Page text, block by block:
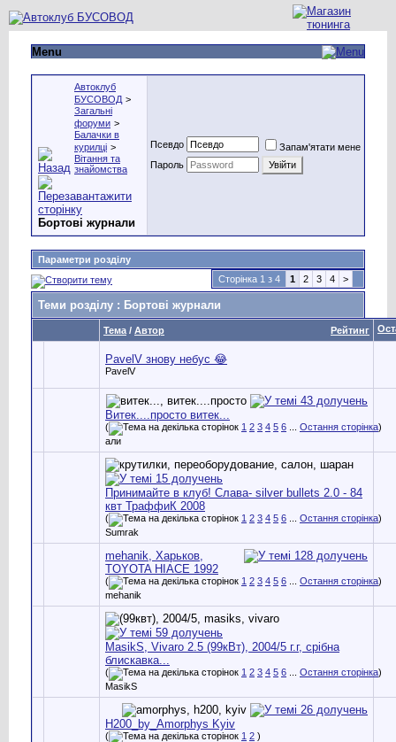
Menu
Автоклуб
БУСОВОД >
Загальні
форуми >
Балачки в
курилці >
Вітання та
знайомства
Бортові журнали
Псевдо
Запам'ятати мене
Пароль
Параметри розділу
Сторінка 1 з 4
1 2 3 4 >
Теми розділу : Бортові журнали
Рейтинг
Тема / Автор
PavelV знову небус 😂
PavelV
Витек....просто витек...
( 1 2 3 4 5 6 Остання сторінка)
али
Принимайте в клуб! Слава- silver bullets 2.0 - 84
квт ТраффиК 2008
( 1 2 3 4 5 6 Остання сторінка)
Sumrak
mehanik, Xарьков,
TOYOTA HIAСE 1992
( 1 2 3 4 5 6 Остання сторінка)
mehanik
MasikS, Vivaro 2.5 (99кВт), 2004/5 г.г, срібна
блискавка...
( 1 2 3 4 5 6 Остання сторінка)
MasikS
H200_by_Amorphys Kyiv
( 1 2 )